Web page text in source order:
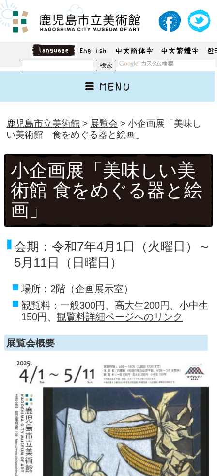
鹿児島市立美術館 > 展覧会 > 小企画展「美味し
い美術館 食をめぐる器と絵画」
小企画展「美味しい美
術館 食をめぐる器と絵
画」
会期：令和7年4月1日（火曜日）～
5月11日（日曜日）
場所：2階（企画展示室）
観覧料：一般300円、高大生200円、小中生
150円、観覧料詳細ページへのリンク
展覧会概要